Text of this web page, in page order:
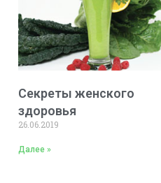
Секреты женского
здоровья
26.06.2019
Далее »